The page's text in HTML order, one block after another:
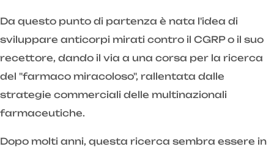
Da questo punto di partenza è nata l'idea di
sviluppare anticorpi mirati contro il CGRP o il suo
recettore, dando il via a una corsa per la ricerca
del "farmaco miracoloso", rallentata dalle
strategie commerciali delle multinazionali
farmaceutiche.
Dopo molti anni, questa ricerca sembra essere in